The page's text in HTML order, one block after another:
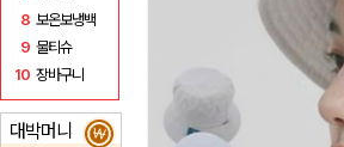
8 보온보냉백
9 물티슈
10 장바구니
대박머니 ₩